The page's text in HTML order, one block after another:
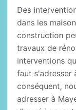
Des
dans les
construction
travaux de
interventions
faut s'adresser
conséquent,
adresser à